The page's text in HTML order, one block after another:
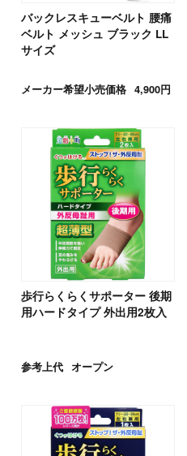
バックレスキューベルト 腰痛
ベルト メッシュ ブラック LL
サイズ
メーカー希望小売価格 4,900円
歩行らくらくサポーター 後期
用ハードタイプ 外出用2枚入
参考上代 オープン